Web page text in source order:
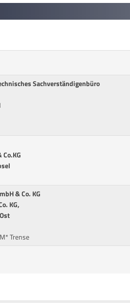
Sachverständigenbüro
& Co. KG
KG,
Trense